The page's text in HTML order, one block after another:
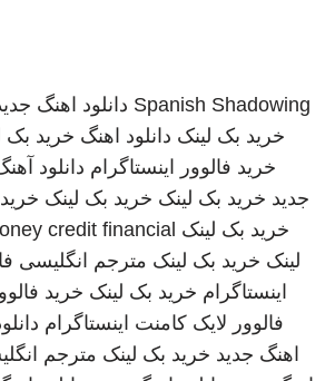
Spanish Shadowing دانلود اهنگ
خرید بک لینک دانلود اهنگ خرید بک
خرید فالوور اینستاگرام دانلود
جدید خرید بک لینک خرید بک لینک
خرید بک لینک credit financial
لینک خرید بک لینک مترجم انگلیسی
اینستاگرام خرید بک لینک خرید
فالوور لایک کامنت اینستاگرام
اهنگ جدید خرید بک لینک مترجم